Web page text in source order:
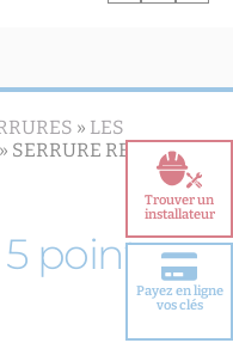
Trouver un
installateur
Choisir votre
Payez en ligne
vos clés
» LES
» SERRURE REELAX 5
5 points